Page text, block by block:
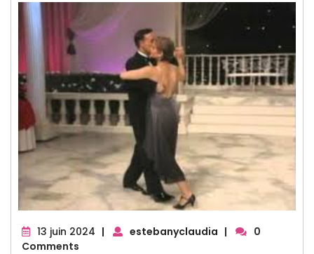
13 juin 2024 13| estebanyclaudia |
0
Comments